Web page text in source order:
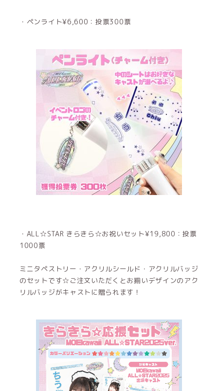
・ペンライト¥6,600：投票300票
・ALL☆STAR きらきら☆お祝いセット¥19,800：投票
1000票
ミニタペストリー・アクリルシールド・アクリルバッジ
のセットです☆ご注文いただくとお揃いデザインのアク
リルバッジがキャストに贈られます！